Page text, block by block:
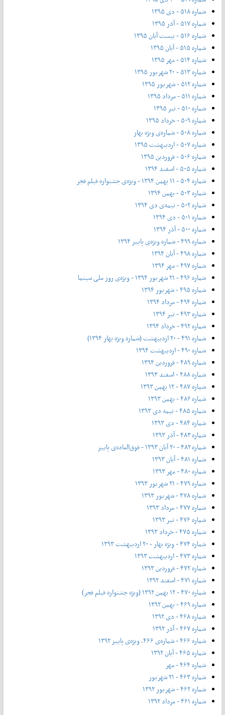
شماره ۵۱۸ - دی ۱۳۹۵
شماره ۵۱۷ - آذر ۱۳۹۵
شماره ۵۱۶ - بیست آبان ۱۳۹۵
شماره ۵۱۵ - آبان ۱۳۹۵
شماره ۵۱۴ - مهر ۱۳۹۵
شماره ۵۱۳ - ۲۰ شهریور ۱۳۹۵
شماره ۵۱۲ - شهریور ۱۳۹۵
شماره ۵۱۱ - مرداد ۱۳۹۵
شماره ۵۱۰ - تیر ۱۳۹۵
شماره ۵۰۹ - خرداد ۱۳۹۵
شماره ۵۰۸ - شماره‌ی ویژه بهار
شماره ۵۰۷ - اردیبهشت ۱۳۹۵
شماره ۵۰۶ - فروردین ۱۳۹۵
شماره ۵۰۵ - اسفند ۱۳۹۴
شماره ۵۰۴ - ۱۱ بهمن ۱۳۹۴ - ویژه‌ی جشنواره فیلم فجر
شماره ۵۰۳ - بهمن ۱۳۹۴
شماره ۵۰۲ - نیمه‌ی دی ۱۳۹۴
شماره ۵۰۱ - دی ۱۳۹۴
شماره ۵۰۰ - آذر ۱۳۹۴
شماره ۴۹۹ - شماره ویژه‌ی پاییز ۱۳۹۴
شماره ۴۹۸ - آبان ۱۳۹۴
شماره ۴۹۷ - مهر ۱۳۹۴
شماره ۴۹۶ - ۲۱ شهریور ۱۳۹۴ - ویژه‌ی روز ملی سینما
شماره ۴۹۵ - شهریور ۱۳۹۴
شماره ۴۹۴ - مرداد ۱۳۹۴
شماره ۴۹۳ - تیر ۱۳۹۴
شماره ۴۹۲ - خرداد ۱۳۹۴
شماره ۴۹۱ - ۲۰ اردیبهشت (شماره ویژه بهار ۱۳۹۴)
شماره ۴۹۰ - اردیبهشت ۱۳۹۴
شماره ۴۸۹ - فروردین ۱۳۹۴
شماره ۴۸۸ - اسفند ۱۳۹۳
شماره ۴۸۷ - ۱۲ بهمن ۱۳۹۳
شماره ۴۸۶ - بهمن ۱۳۹۳
شماره ۴۸۵ - نیمه دی ۱۳۹۳
شماره ۴۸۴ - دی ۱۳۹۳
شماره ۴۸۳ - آذر ۱۳۹۳
شماره ۴۸۲ - ۲۰ آبان ۱۳۹۳ - فوق‌العاده‌ی پاییز
شماره ۴۸۱ - آبان ۱۳۹۳
شماره ۴۸۰ - مهر ۱۳۹۳
شماره ۴۷۹ - ۲۱ شهریور ۱۳۹۳
شماره ۴۷۸ - شهریور ۱۳۹۳
شماره ۴۷۷ - مرداد ۱۳۹۳
شماره ۴۷۶ - تیر ۱۳۹۳
شماره ۴۷۵ - خرداد ۱۳۹۳
شماره ۴۷۴ - ویژه بهار - ۲۰ اردیبهشت ۱۳۹۳
شماره ۴۷۳ - اردیبهشت ۱۳۹۳
شماره ۴۷۲ - فروردین ۱۳۹۳
شماره ۴۷۱ - اسفند ۱۳۹۲
شماره ۴۷۰ - ۱۲ بهمن ۱۳۹۲ (ویژه جشنواره فیلم فجر)
شماره ۴۶۹ - بهمن ۱۳۹۲
شماره ۴۶۸ - دی ۱۳۹۲
شماره ۴۶۷ - آذر ۱۳۹۲
شماره ۴۶۶ - شماره‌ی ۴۶۶، ویژه‌ی پاییز ۱۳۹۲
شماره ۴۶۵ - آبان ۱۳۹۲
شماره ۴۶۴ - مهر
شماره ۴۶۳ - ۲۱ شهریور
شماره ۴۶۲ - شهریور ۱۳۹۲
شماره ۴۶۱ - مرداد ۱۳۹۲